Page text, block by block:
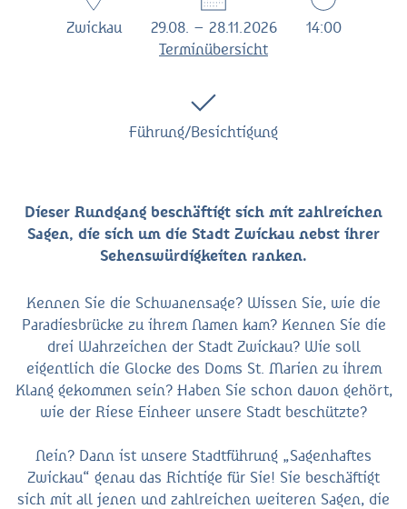
Zwickau
29.08. – 28.11.2026
Terminübersicht
14:00
Führung/Besichtigung
Dieser Rundgang beschäftigt sich mit zahlreichen
Sagen, die sich um die Stadt Zwickau nebst ihrer
Sehenswürdigkeiten ranken.
Kennen Sie die Schwanensage? Wissen Sie, wie die
Paradiesbrücke zu ihrem Namen kam? Kennen Sie die
drei Wahrzeichen der Stadt Zwickau? Wie soll
eigentlich die Glocke des Doms St. Marien zu ihrem
Klang gekommen sein? Haben Sie schon davon gehört,
wie der Riese Einheer unsere Stadt beschützte?
Nein? Dann ist unsere Stadtführung „Sagenhaftes
Zwickau“ genau das Richtige für Sie! Sie beschäftigt
sich mit all jenen und zahlreichen weiteren Sagen, die